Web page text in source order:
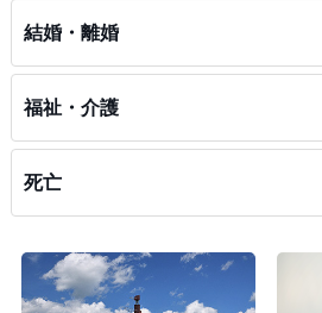
結婚・離婚
福祉・介護
死亡